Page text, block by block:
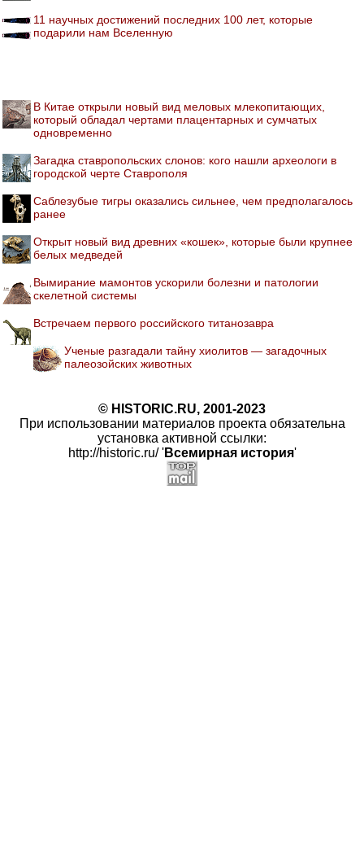
11 научных достижений последних 100 лет, которые
подарили нам Вселенную
В Китае открыли новый вид меловых млекопитающих,
который обладал чертами плацентарных и сумчатых
одновременно
Загадка ставропольских слонов: кого нашли археологи в
городской черте Ставрополя
Саблезубые тигры оказались сильнее, чем предполагалось
ранее
Открыт новый вид древних «кошек», которые были крупнее
белых медведей
Вымирание мамонтов ускорили болезни и патологии
скелетной системы
Встречаем первого российского титанозавра
Ученые разгадали тайну хиолитов — загадочных
палеозойских животных
© HISTORIC.RU, 2001-2023
При использовании материалов проекта обязательна
установка активной ссылки:
http://historic.ru/ 'Всемирная история'